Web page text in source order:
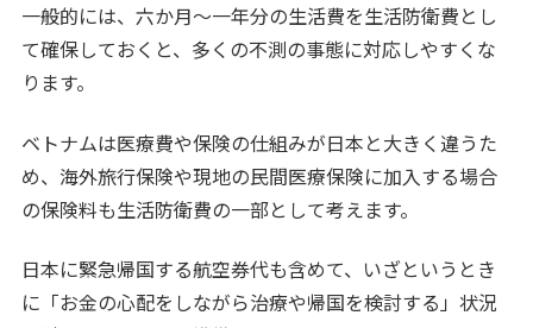
一般的には、六か月〜一年分の生活費を生活防衛費とし
て確保しておくと、多くの不測の事態に対応しやすくな
ります。
ベトナムは医療費や保険の仕組みが日本と大きく違うた
め、海外旅行保険や現地の民間医療保険に加入する場合
の保険料も生活防衛費の一部として考えます。
日本に緊急帰国する航空券代も含めて、いざというとき
に「お金の心配をしながら治療や帰国を検討する」状況